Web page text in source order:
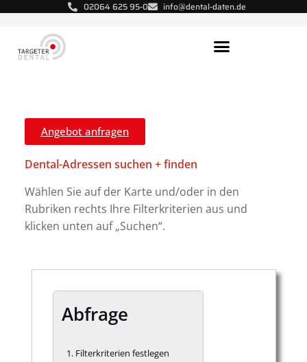
02064 625 95-0 info@dental-daten.de
Angebot anfragen
Dental-Adressen suchen + finden
Wählen Sie auf der Karte und/oder in den
Rubriken rechts Ihre Filterkriterien aus und
klicken unten auf „Suchen“.
Abfrage
Filterkriterien festlegen